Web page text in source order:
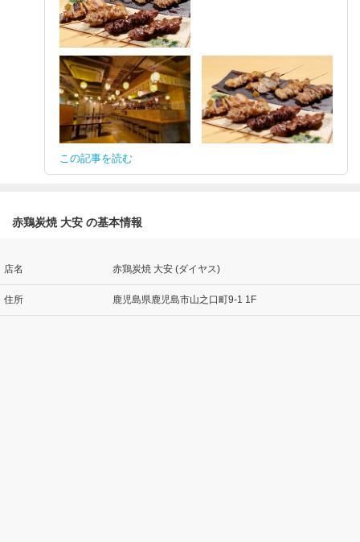
この記事を読む
赤鶏炭焼 大安 の基本情報
店名 赤鶏炭焼 大安 (ダイヤス)
住所 鹿児島県鹿児島市山之口町9-1 1F